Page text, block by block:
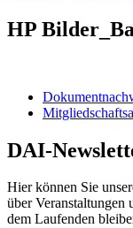
HP
DAI-
Hier können Sie
über Veranstaltungen
dem Laufenden